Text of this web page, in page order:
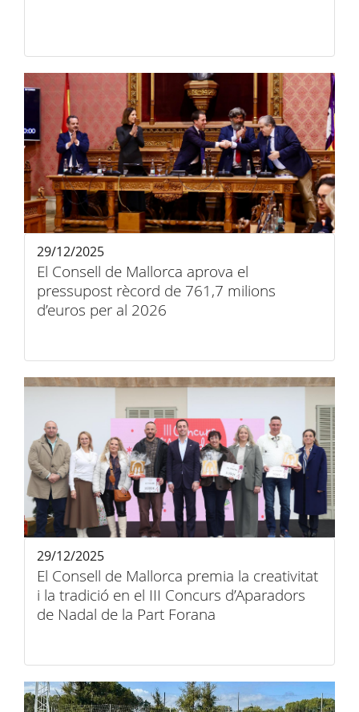
El Consell de Mallorca aprova el
pressupost rècord de 761,7 milions
d’euros per al 2026
29/12/2025
El Consell de Mallorca premia la creativitat
i la tradició en el III Concurs d’Aparadors
de Nadal de la Part Forana
29/12/2025